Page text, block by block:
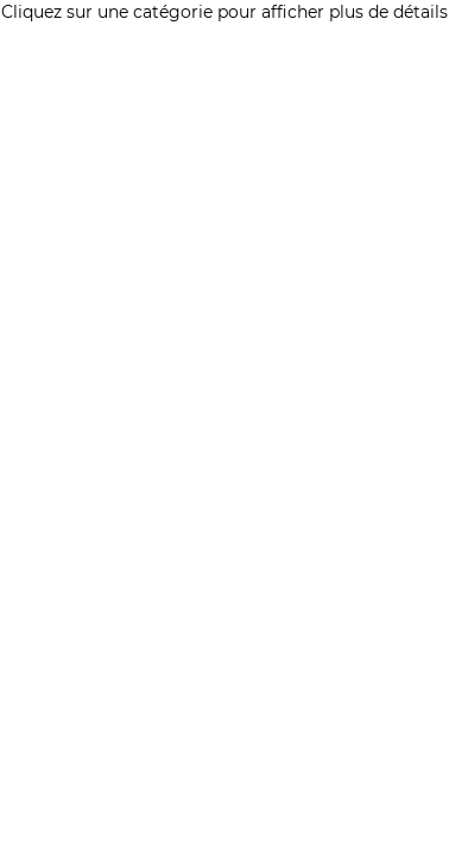
Cliquez sur une catégorie pour afficher plus de détails